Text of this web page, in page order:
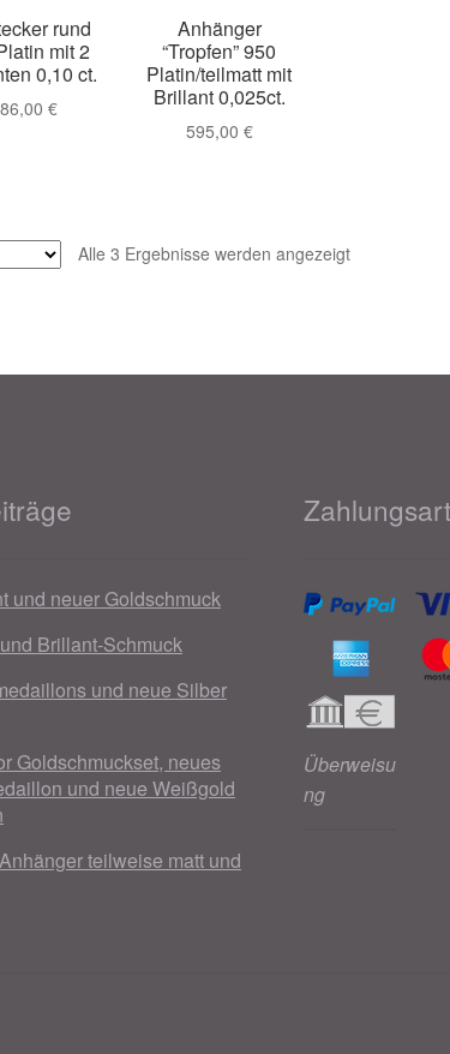
zu Halloween 2022
2016
2022 Partner Shop Startseite
rund
mit 2
0,10 ct.
€
Anhänger
“Tropfen” 950
Platin/teilmatt mit
Brillant 0,025ct.
595,00 €
Alle 3 Ergebnisse werden angezeigtNach
und neuer Goldschmuck
Brillant-Schmuck
und neue Silber
Goldschmuckset, neues
und neue Weißgold
teilweise matt und
Überweisu
ng